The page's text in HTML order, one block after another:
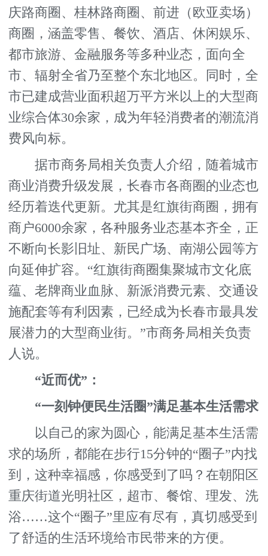
庆路商圈、桂林路商圈、前进（欧亚卖场）
商圈，涵盖零售、餐饮、酒店、休闲娱乐、
都市旅游、金融服务等多种业态，面向全
市、辐射全省乃至整个东北地区。同时，全
市已建成营业面积超万平方米以上的大型商
业综合体30余家，成为年轻消费者的潮流消
费风向标。
据市商务局相关负责人介绍，随着城市
商业消费升级发展，长春市各商圈的业态也
经历着迭代更新。尤其是红旗街商圈，拥有
商户6000余家，各种服务业态基本齐全，正
不断向长影旧址、新民广场、南湖公园等方
向延伸扩容。“红旗街商圈集聚城市文化底
蕴、老牌商业血脉、新派消费元素、交通设
施配套等有利因素，已经成为长春市最具发
展潜力的大型商业街。”市商务局相关负责
人说。
“近而优”：
“一刻钟便民生活圈”满足基本生活需求
以自己的家为圆心，能满足基本生活需
求的场所，都能在步行15分钟的“圈子”内找
到，这种幸福感，你感受到了吗？在朝阳区
重庆街道光明社区，超市、餐馆、理发、洗
浴……这个“圈子”里应有尽有，真切感受到
了舒适的生活环境给市民带来的方便。